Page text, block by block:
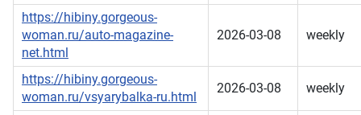
https://hibiny.gorgeous-
woman.ru/auto-magazine-
net.html
2026-03-08 weekly
https://hibiny.gorgeous-
woman.ru/vsyarybalka-ru.html
2026-03-08 weekly